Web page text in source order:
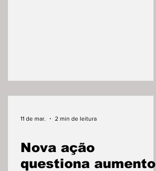
11 de mar. 2 min de leitura
Nova ação
questiona aumento